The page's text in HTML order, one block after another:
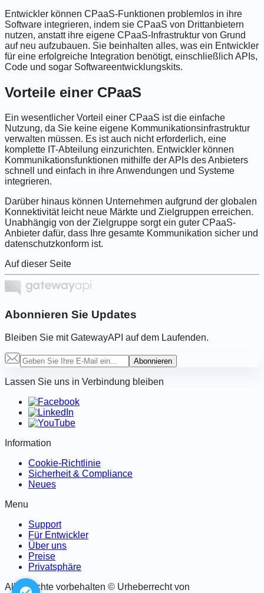
Entwickler können CPaaS-Funktionen problemlos in ihre
Software integrieren, indem sie CPaaS von Drittanbietern
nutzen, anstatt ihre eigene CPaaS-Infrastruktur von Grund
auf neu aufzubauen. Sie beinhalten alles, was ein Entwickler
für eine erfolgreiche Integration benötigt, einschließlich APIs,
Code und sogar Softwareentwicklungskits.
Vorteile einer CPaaS
Ein wesentlicher Vorteil einer CPaaS ist die einfache
Nutzung, da Sie keine eigene Kommunikationsinfrastruktur
verwalten müssen. Es ist auch nicht erforderlich, eine
komplette IT-Abteilung einzurichten. Entwickler können
Kommunikationsfunktionen mithilfe der APIs des Anbieters
schnell und einfach in ihre Anwendungen und Systeme
integrieren.
Darüber hinaus können Unternehmen aufgrund der globalen
Konnektivität leicht neue Märkte und Zielgruppen erreichen.
Unabhängig von der Zielgruppe sorgt ein guter CPaaS-
Anbieter dafür, dass Ihre gesamte Kommunikation sicher und
datenschutzkonform ist.
Auf dieser Seite
Abonnieren Sie Updates
Bleiben Sie mit GatewayAPI auf dem Laufenden.
Abonnieren
Lassen Sie uns in Verbindung bleiben
Information
Cookie-Richtlinie
Sicherheit & Compliance
Neues
Menu
Support
Für Entwickler
Über uns
Preise
Privatsphäre
Alle Rechte vorbehalten © Urheberrecht von